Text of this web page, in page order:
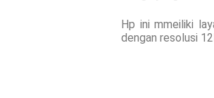
Hp ini mmeiliki
dengan resolusi